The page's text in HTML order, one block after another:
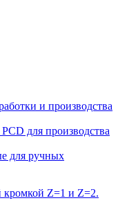
и производства
для производства
для ручных
кромкой Z=1 и Z=2.